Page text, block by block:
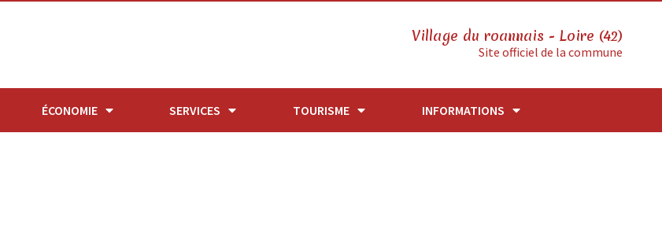
Village du roannais - Loire (42)
Site officiel de la commune
ÉCONOMIE SERVICES TOURISME INFORMATIONS